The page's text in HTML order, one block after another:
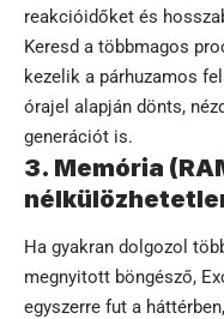
reakcióidőket és
Keresd a többmagos
kezelik a párhuzamos
órajel alapján dönts,
generációt is.
3. Memória
Ha gyakran dolgozol
megnyitott böngésző,
egyszerre fut a